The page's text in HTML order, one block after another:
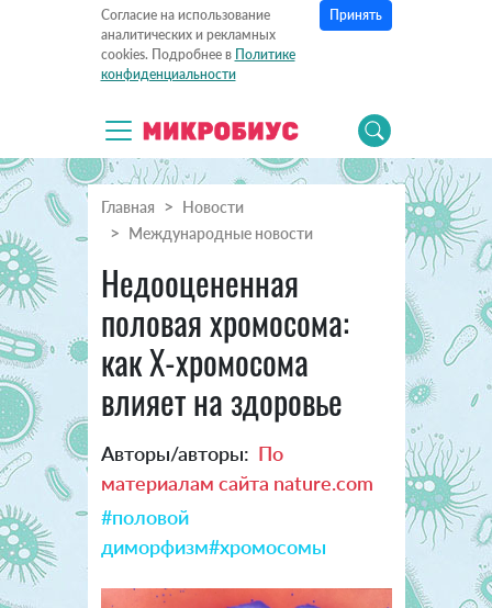
Согласие на использование
аналитических и рекламных
cookies. Подробнее в Политике
конфиденциальности
Принять
Главная
Новости
Международные новости
Недооцененная
половая хромосома:
как Х-хромосома
влияет на здоровье
Авторы/авторы: По
материалам сайта nature.com
#половой
диморфизм#хромосомы